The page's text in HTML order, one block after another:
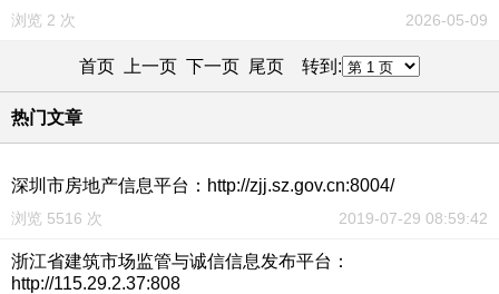
浏览 2 次 2026-05-09
首页 上一页 下一页 尾页 转到:
热门文章
深圳市房地产信息平台：http://zjj.sz.gov.cn:8004/
浏览 5516 次 2019-07-29 08:59:42
浙江省建筑市场监管与诚信信息发布平台：
http://115.29.2.37:808